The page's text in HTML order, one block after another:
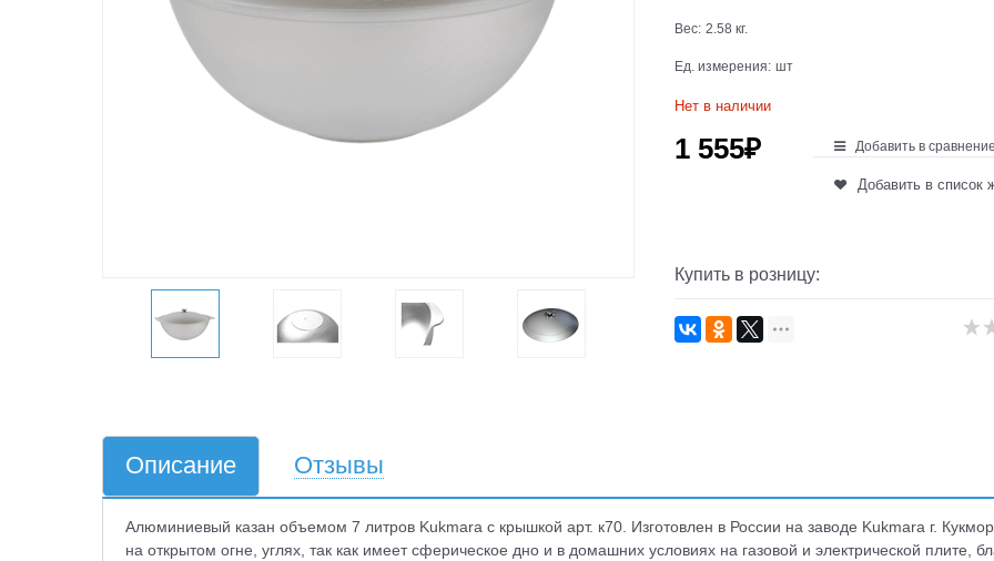
Вес: 2.58 кг.
Ед. измерения: шт
Нет в наличии
1 555₽ Добавить в сравнение
Добавить в список
Купить в розницу:
Описание Отзывы
Алюминиевый казан объемом 7 литров Kukmara с крышкой арт. к70. Изготовлен в России на заводе Kukmara г.
на открытом огне, углях, так как имеет сферическое дно и в домашних условиях на газовой и электрической плите,